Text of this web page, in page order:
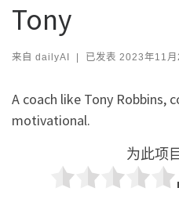
Tony
来自 dailyAI | 已发表 2023年11月
A coach like Tony Robbins,
motivational.
为此项